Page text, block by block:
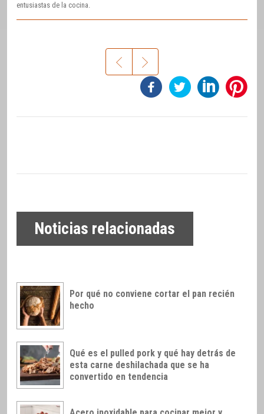
entusiastas de la cocina.
Noticias relacionadas
Por qué no conviene cortar el pan recién
hecho
Qué es el pulled pork y qué hay detrás de
esta carne deshilachada que se ha
convertido en tendencia